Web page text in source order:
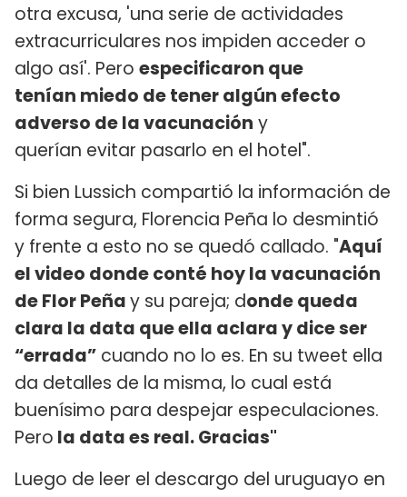
otra excusa, 'una serie de actividades
extracurriculares nos impiden acceder o
algo así'. Pero especificaron que
tenían miedo de tener algún efecto
adverso de la vacunación y
querían evitar pasarlo en el hotel".
Si bien Lussich compartió la información de
forma segura, Florencia Peña lo desmintió
y frente a esto no se quedó callado. "Aquí
el video donde conté hoy la vacunación
de Flor Peñay su pareja; donde queda
clara la data que ella aclara y dice ser
“errada” cuando no lo es. En su tweet ella
da detalles de la misma, lo cual está
buenísimo para despejar especulaciones.
Pero la data es real. Gracias"
Luego de leer el descargo del uruguayo en